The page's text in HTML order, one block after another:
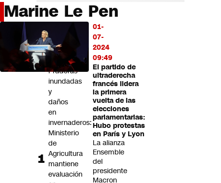
País
Mundo
Negocios
Deportes
Programas completos
CNN tiempo
Marine Le Pen
01-
07-
2024
09:49
El partido de
ultraderecha
francés lidera
la primera
vuelta de las
elecciones
parlamentarias:
Hubo protestas
en París y Lyon
La alianza
Ensemble
del
presidente
Macron
MÁS
LEÍDO
Praderas
inundadas
y
daños
en
invernaderos:
Ministerio
de
Agricultura
mantiene
evaluación